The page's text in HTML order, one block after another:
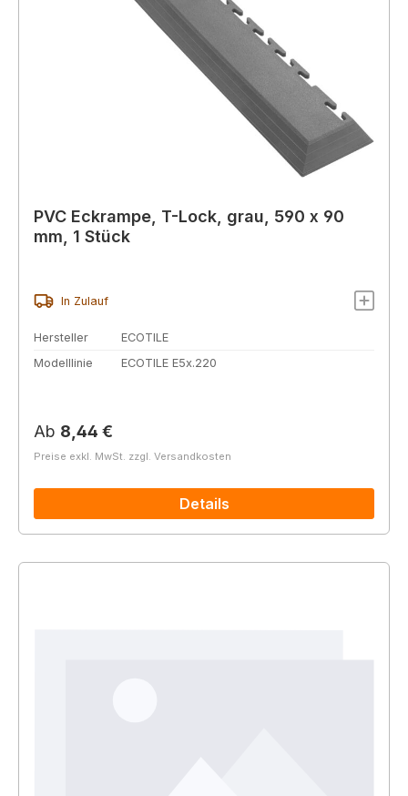
PVC Eckrampe, T-Lock, grau, 590 x 90
mm, 1 Stück
In Zulauf
Hersteller
ECOTILE
Modelllinie
ECOTILE E5x.220
Regulärer Preis:
Ab 8,44 €
Preise exkl. MwSt. zzgl. Versandkosten
Details